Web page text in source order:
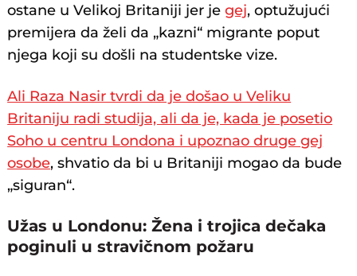
ostane u Velikoj Britaniji jer jegej, optužujući
premijera da želi da „kazni“ migrante poput
njega koji su došli na studentske vize.
Ali Raza Nasir tvrdi da je došao u Veliku
Britaniju radi studija, ali da je, kada je posetio
Soho u centru Londona i upoznao druge gej
osobe, shvatio da bi u Britaniji mogao da bude
„siguran“.
Užas u Londonu: Žena i trojica dečaka
poginuli u stravičnom požaru